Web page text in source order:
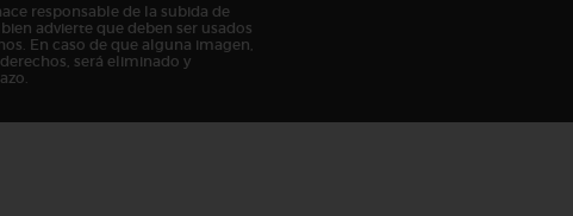
responsable de la subida de
advierte que deben ser usados
En caso de que alguna imagen,
será eliminado y